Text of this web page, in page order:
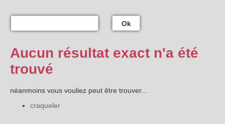
Ok
Aucun résultat exact n'a été
trouvé
néanmoins vous vouliez peut être trouver...
craqueler